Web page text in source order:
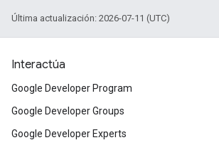
Última actualización: 2026-07-11 (UTC)
Interactúa
Google Developer Program
Google Developer Groups
Google Developer Experts